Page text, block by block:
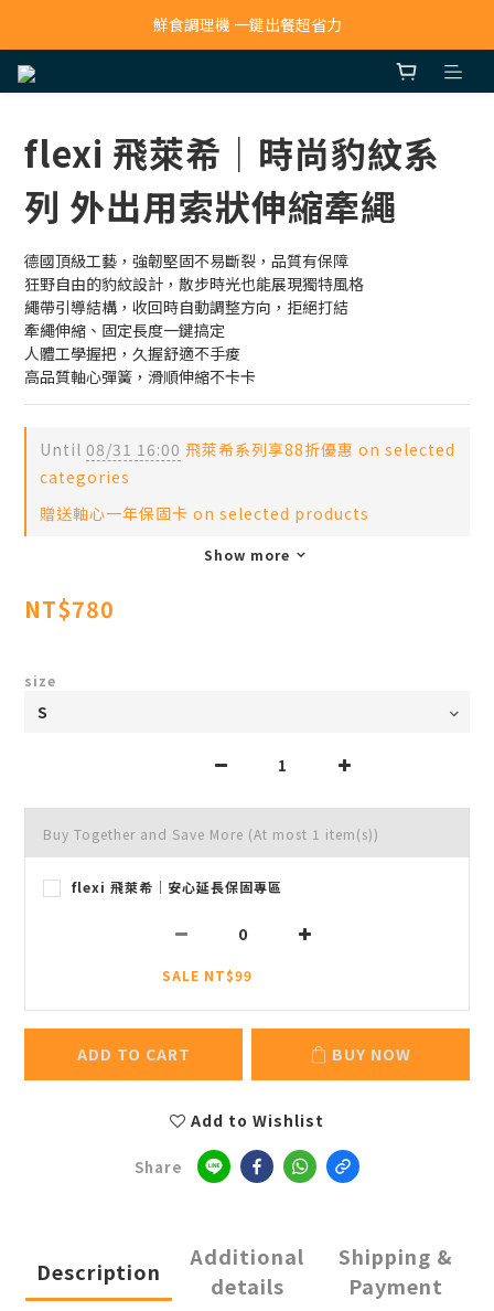
寵物吸毛機 吸毛清淨抗敏一次搞定
鮮食調理機 一鍵出餐超省力
flexi 飛萊希｜時尚豹紋系
列 外出用索狀伸縮牽繩
德國頂級工藝，強韌堅固不易斷裂，品質有保障
狂野自由的豹紋設計，散步時光也能展現獨特風格
繩帶引導結構，收回時自動調整方向，拒絕打結
牽繩伸縮、固定長度一鍵搞定
人體工學握把，久握舒適不手痠
高品質軸心彈簧，滑順伸縮不卡卡
Until 08/31 16:00 飛萊希系列享88折優惠 on selected
categories
贈送軸心一年保固卡 on selected products
Show more
NT$780
size
Buy Together and Save More (At most 1 item(s))
flexi 飛萊希｜安心延長保固專區
SALE NT$99
ADD TO CART BUY NOW
Add to Wishlist
Share
Description
Additional
details
Shipping &
Payment